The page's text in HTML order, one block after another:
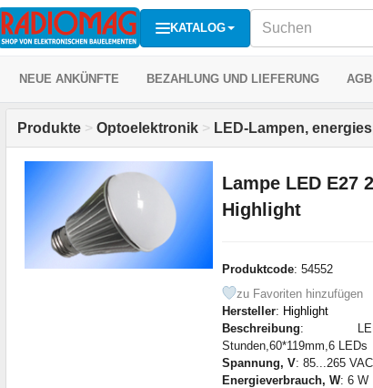
KATALOG
NEUE ANKÜNFTE BEZAHLUNG UND LIEFERUNG AGB
Produkte > Optoelektronik > LED-Lampen,
Lampe LED E27
Highlight
Produktcode: 54552
zu Favoriten hinzufügen
Hersteller: Highlight
Beschreibung: LED-
Stunden,60*119mm,6 LEDs
Spannung, V: 85...265 VAC
Energieverbrauch, W: 6 W